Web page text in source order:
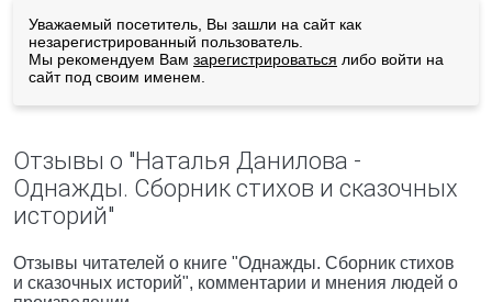
Уважаемый посетитель, Вы зашли на сайт как
незарегистрированный пользователь.
Мы рекомендуем Вам зарегистрироваться либо войти на
сайт под своим именем.
Отзывы о "Наталья Данилова -
Однажды. Сборник стихов и сказочных
историй"
Отзывы читателей о книге "Однажды. Сборник стихов
и сказочных историй", комментарии и мнения людей о